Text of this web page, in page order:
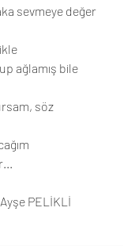
sevmeye değer
ağlamış bile
söz
                                          Ayşe PELİKLİ